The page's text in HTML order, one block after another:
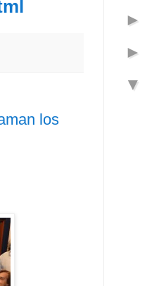
los
►
►
▼